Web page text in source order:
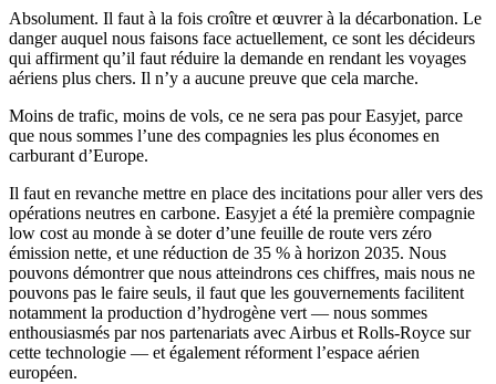
Absolument. Il faut à la fois croître et œuvrer à la décarbonation. Le
danger auquel nous faisons face actuellement, ce sont les décideurs
qui affirment qu’il faut réduire la demande en rendant les voyages
aériens plus chers. Il n’y a aucune preuve que cela marche.
Moins de trafic, moins de vols, ce ne sera pas pour Easyjet, parce
que nous sommes l’une des compagnies les plus économes en
carburant d’Europe.
Il faut en revanche mettre en place des incitations pour aller vers des
opérations neutres en carbone. Easyjet a été la première compagnie
low cost au monde à se doter d’une feuille de route vers zéro
émission nette, et une réduction de 35 % à horizon 2035. Nous
pouvons démontrer que nous atteindrons ces chiffres, mais nous ne
pouvons pas le faire seuls, il faut que les gouvernements facilitent
notamment la production d’hydrogène vert — nous sommes
enthousiasmés par nos partenariats avec Airbus et Rolls-Royce sur
cette technologie — et également réforment l’espace aérien
européen.